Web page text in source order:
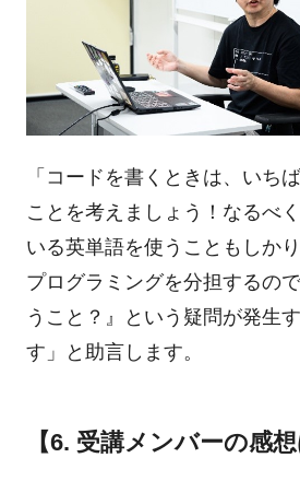
「コードを書くときは、いち
ことを考えましょう！なるべ
いる英単語を使うこともしか
プログラミングを分担するの
うこと？』という疑問が発生
す」と助言します。
【6. 受講メンバーの感想